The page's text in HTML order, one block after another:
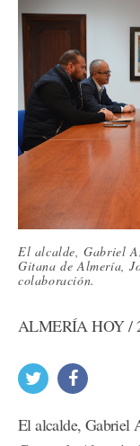
El alcalde, Gabriel
Gitana de Almería,
colaboración.
ALMERÍA HOY /
El alcalde, Gabriel